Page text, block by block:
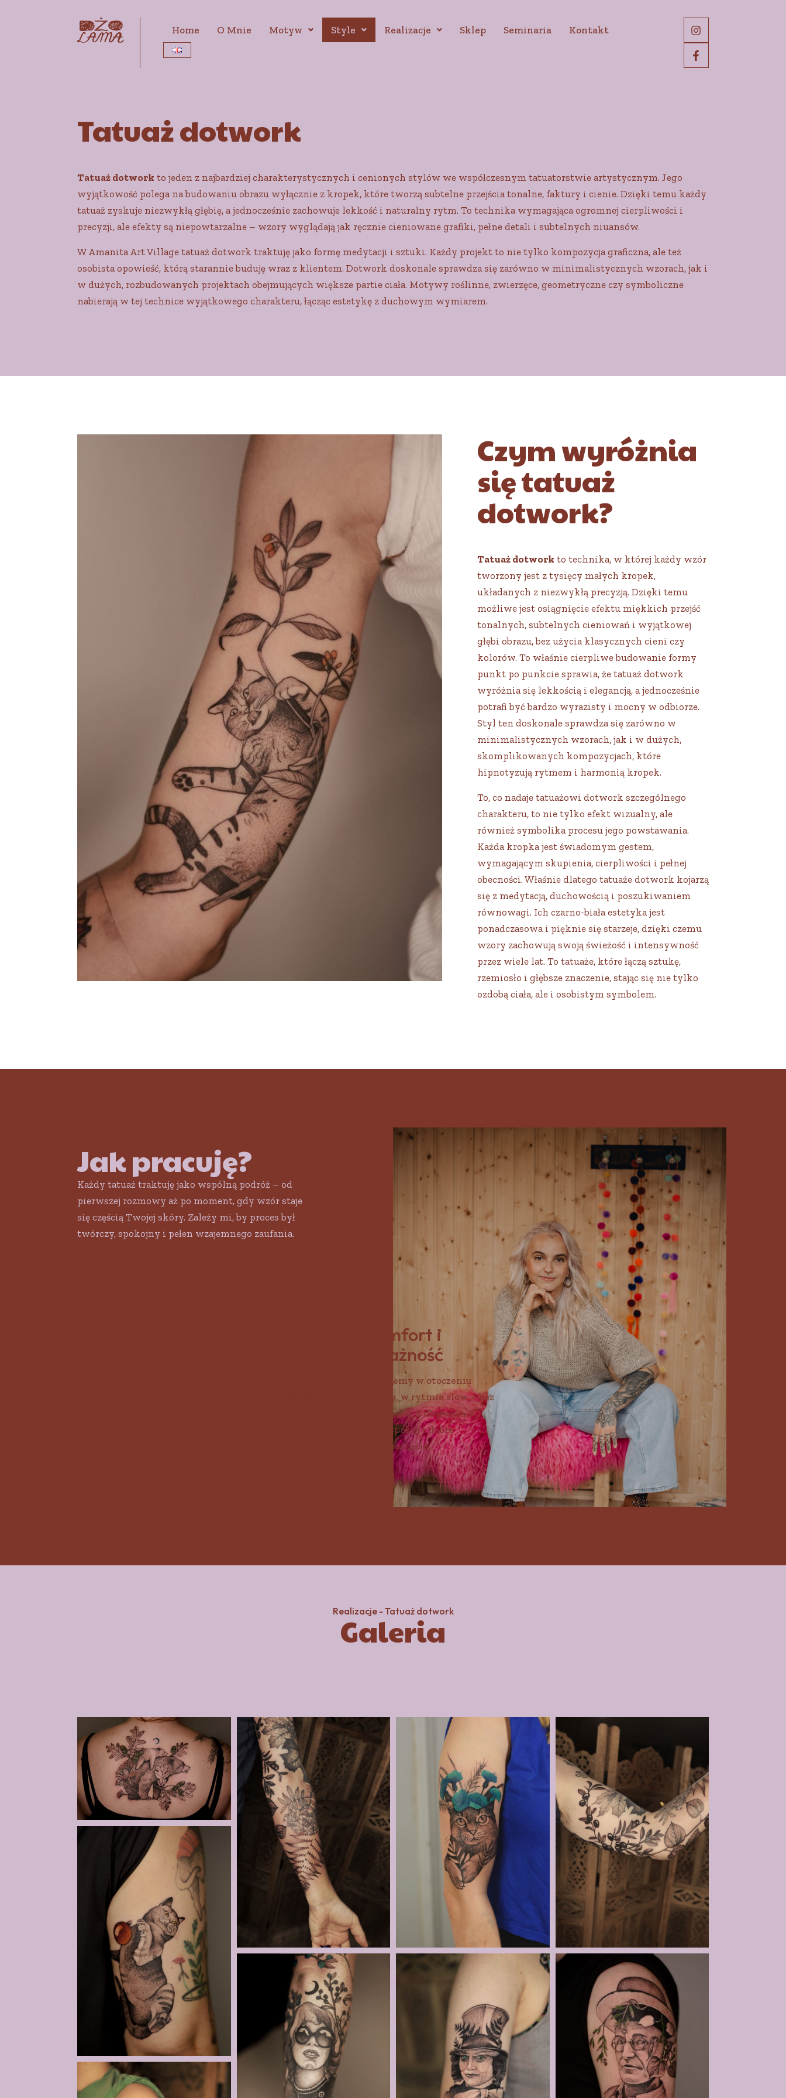
Home O Mnie Motyw Style Realizacje Sklep Seminaria Kontakt
Tatuaż dotwork
Tatuaż dotwork to jeden z najbardziej charakterystycznych i cenionych stylów we współczesnym tatuatorstwie artystycznym. Jego
wyjątkowość polega na budowaniu obrazu wyłącznie z kropek, które tworzą subtelne przejścia tonalne, faktury i cienie. Dzięki temu każdy
tatuaż zyskuje niezwykłą głębię, a jednocześnie zachowuje lekkość i naturalny rytm. To technika wymagająca ogromnej cierpliwości i
precyzji, ale efekty są niepowtarzalne – wzory wyglądają jak ręcznie cieniowane grafiki, pełne detali i subtelnych niuansów.
W Amanita Art Village tatuaż dotwork traktuję jako formę medytacji i sztuki. Każdy projekt to nie tylko kompozycja graficzna, ale też
osobista opowieść, którą starannie buduję wraz z klientem. Dotwork doskonale sprawdza się zarówno w minimalistycznych wzorach, jak i
w dużych, rozbudowanych projektach obejmujących większe partie ciała. Motywy roślinne, zwierzęce, geometryczne czy symboliczne
nabierają w tej technice wyjątkowego charakteru, łącząc estetykę z duchowym wymiarem.
Czym wyróżnia
się tatuaż
dotwork?
Tatuaż dotwork to technika, w której każdy wzór
tworzony jest z tysięcy małych kropek,
układanych z niezwykłą precyzją. Dzięki temu
możliwe jest osiągnięcie efektu miękkich przejść
tonalnych, subtelnych cieniowań i wyjątkowej
głębi obrazu, bez użycia klasycznych cieni czy
kolorów. To właśnie cierpliwe budowanie formy
punkt po punkcie sprawia, że tatuaż dotwork
wyróżnia się lekkością i elegancją, a jednocześnie
potrafi być bardzo wyrazisty i mocny w odbiorze.
Styl ten doskonale sprawdza się zarówno w
minimalistycznych wzorach, jak i w dużych,
skomplikowanych kompozycjach, które
hipnotyzują rytmem i harmonią kropek.
To, co nadaje tatuażowi dotwork szczególnego
charakteru, to nie tylko efekt wizualny, ale
również symbolika procesu jego powstawania.
Każda kropka jest świadomym gestem,
wymagającym skupienia, cierpliwości i pełnej
obecności. Właśnie dlatego tatuaże dotwork kojarzą
się z medytacją, duchowością i poszukiwaniem
równowagi. Ich czarno-biała estetyka jest
ponadczasowa i pięknie się starzeje, dzięki czemu
wzory zachowują swoją świeżość i intensywność
przez wiele lat. To tatuaże, które łączą sztukę,
rzemiosło i głębsze znaczenie, stając się nie tylko
ozdobą ciała, ale i osobistym symbolem.
Jak pracuję?
Każdy tatuaż traktuję jako wspólną podróż – od
pierwszej rozmowy aż po moment, gdy wzór staje
się częścią Twojej skóry. Zależy mi, by proces był
twórczy, spokojny i pełen wzajemnego zaufania.
Komfort i
uważność
Pracujemy w otoczeniu
natury, w rytmie slow – bez
pośpiechu, z dbałością o
Twój spokój i dobre
samopoczucie.
Realizacje - Tatuaż dotwork
Galeria